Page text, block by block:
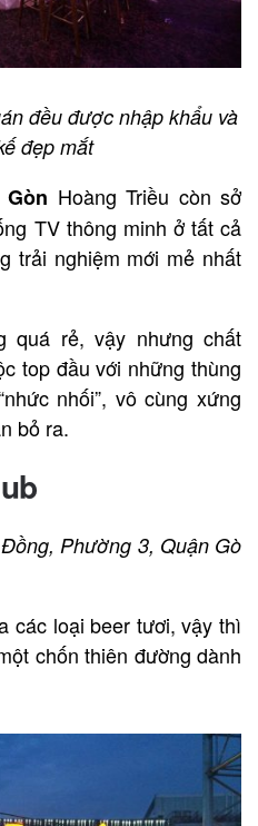
đều được nhập khẩu và
đẹp mắt
Hoàng Triều còn sở
TV thông minh ở tất cả
trải nghiệm mới mẻ nhất
quá rẻ, vậy nhưng chất
top đầu với những thùng
nhối”, vô cùng xứng
bỏ ra.
Phường 3, Quận Gò
các loại beer tươi, vậy thì
chốn thiên đường dành